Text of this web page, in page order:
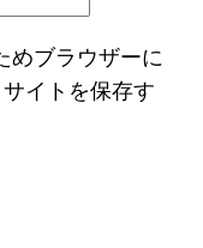
めブラウザーに
イトを保存す